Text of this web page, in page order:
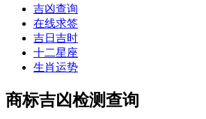
吉凶查询
在线求签
吉日吉时
十二星座
生肖运势
商标吉凶检测查询